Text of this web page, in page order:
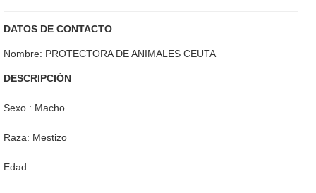
DATOS DE CONTACTO
Nombre: PROTECTORA DE ANIMALES CEUTA
DESCRIPCIÓN
Sexo : Macho
Raza: Mestizo
Edad: